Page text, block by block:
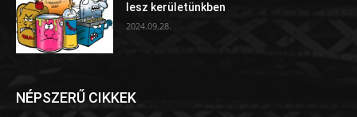
lesz kerületünkben
2024.09.28.
NÉPSZERŰ CIKKEK